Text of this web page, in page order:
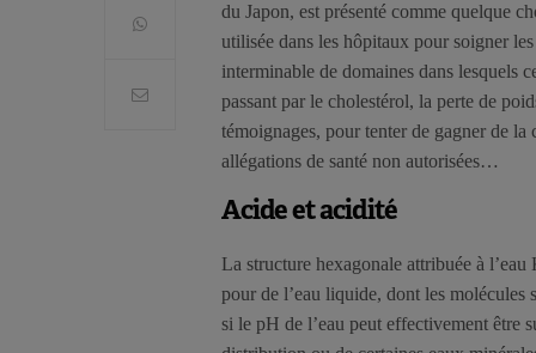
du Japon, est présenté comme quelque
utilisée dans les hôpitaux pour soigner
interminable de domaines dans lesquels
passant par le cholestérol, la perte de
témoignages, pour tenter de gagner de
allégations de santé non autorisées…
Acide et acidité
La structure hexagonale attribuée à l’eau
pour de l’eau liquide, dont les molécules
si le pH de l’eau peut effectivement être